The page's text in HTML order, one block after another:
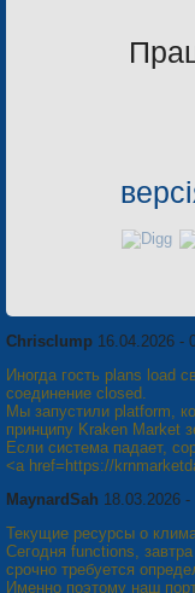
Chrisclump 16.04.2026 -
Иногда гость plans load
соединение closed.
Мы запустили platform,
принципу Kraken Market
Если система падает,
<a href=https://
MaynardSah 18.03.2026 -
Текущие ресурсы о
Сегодня functions,
срочно требуется
Именно поэтому наш